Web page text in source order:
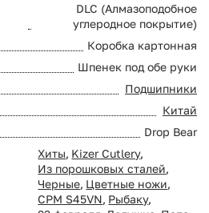
DLC (Алмазоподобное
углеродное покрытие)
Коробка картонная
Шпенек под обе руки
Подшипники
Китай
Drop Bear
Хиты, Kizer Cutlery,
Из порошковых сталей,
Черные, Цветные ножи,
CPM S45VN, Рыбаку,